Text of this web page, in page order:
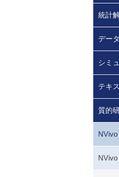
統計
デー
シミ
テキ
質的
NVivo
NVivo